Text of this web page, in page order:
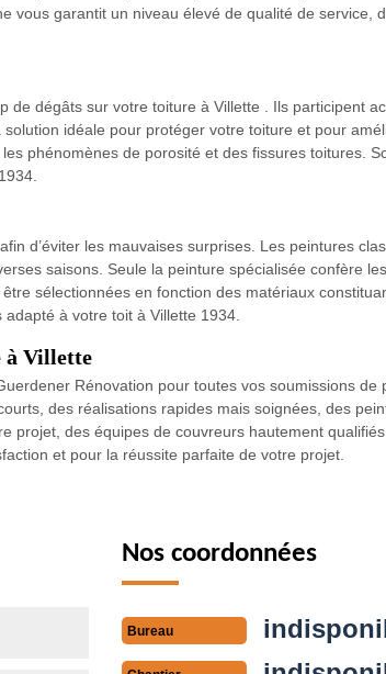
garantit un niveau élevé de qualité de service,
dégâts sur votre toiture à Villette . Ils participent
idéale pour protéger votre toiture et pour
phénomènes de porosité et des fissures toitures.
d’éviter les mauvaises surprises. Les peintures
saisons. Seule la peinture spécialisée confère
sélectionnées en fonction des matériaux
à votre toit à Villette 1934.
à Villette
Rénovation pour toutes vos soumissions
des réalisations rapides mais soignées, des
projet, des équipes de couvreurs hautement
et pour la réussite parfaite de votre projet.
Nos coordonnées
Bureau